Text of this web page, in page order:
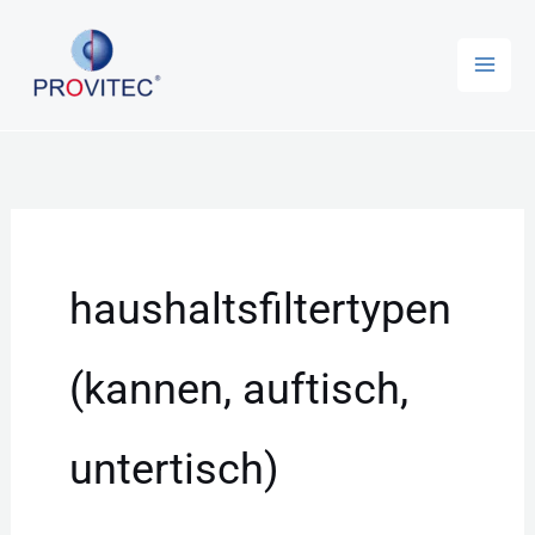
springen
haushaltsfiltertypen
(kannen, auftisch,
untertisch)